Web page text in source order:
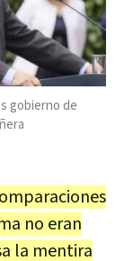
gobierno de
no eran
la mentira